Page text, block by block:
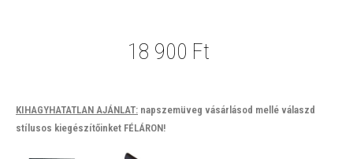
18 900 Ft
KIHAGYHATATLAN AJÁNLAT: napszemüveg vásárlásod mellé válaszd
stílusos kiegészítőinket FÉLÁRON!